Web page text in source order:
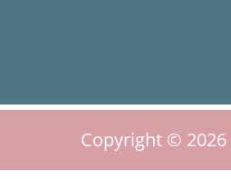
Copyright © 2026